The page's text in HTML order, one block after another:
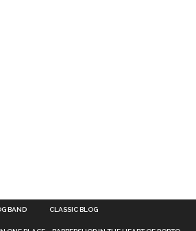
BAND CLASSIC BLOG